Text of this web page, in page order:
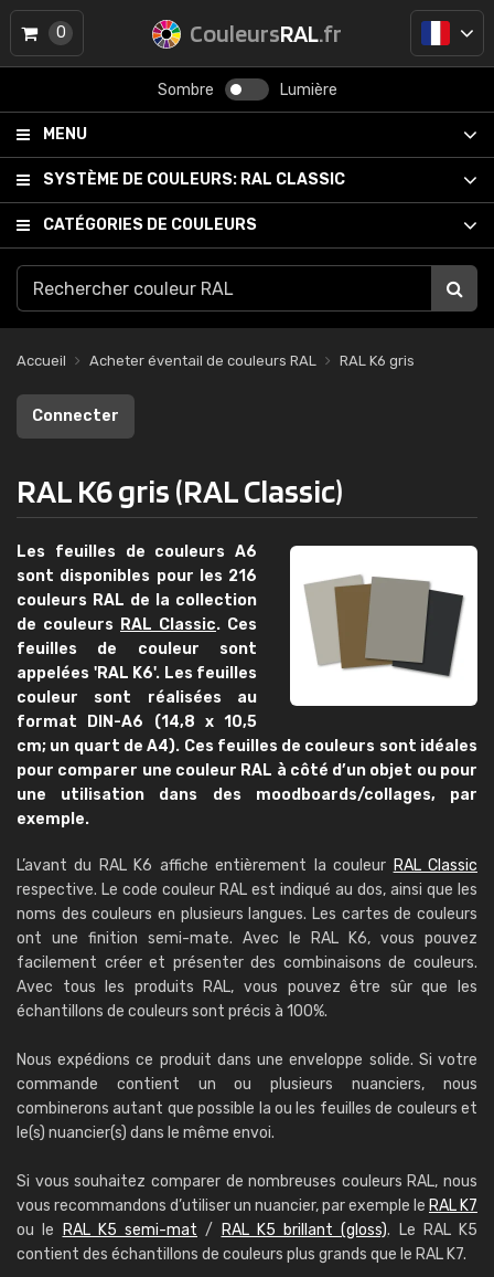
CouleursRAL.fr
Sombre Lumière
MENU
SYSTÈME DE COULEURS: RAL CLASSIC
CATÉGORIES DE COULEURS
0
Accueil Acheter éventail de couleurs RAL RAL K6 gris
Connecter
RAL K6 gris (RAL Classic)
Les feuilles de couleurs A6
sont disponibles pour les 216
couleurs RAL de la collection
de couleurs RAL Classic. Ces
feuilles de couleur sont
appelées 'RAL K6'. Les feuilles
couleur sont réalisées au
format DIN-A6 (14,8 x 10,5
cm; un quart de A4). Ces feuilles de couleurs sont idéales
pour comparer une couleur RAL à côté d’un objet ou pour
une utilisation dans des moodboards/collages, par
exemple.
L’avant du RAL K6 affiche entièrement la couleur RAL Classic
respective. Le code couleur RAL est indiqué au dos, ainsi que les
noms des couleurs en plusieurs langues. Les cartes de couleurs
ont une finition semi-mate. Avec le RAL K6, vous pouvez
facilement créer et présenter des combinaisons de couleurs.
Avec tous les produits RAL, vous pouvez être sûr que les
échantillons de couleurs sont précis à 100%.
Nous expédions ce produit dans une enveloppe solide. Si votre
commande contient un ou plusieurs nuanciers, nous
combinerons autant que possible la ou les feuilles de couleurs et
le(s) nuancier(s) dans le même envoi.
Si vous souhaitez comparer de nombreuses couleurs RAL, nous
vous recommandons d’utiliser un nuancier, par exemple le RAL K7
ou le
RAL K5 semi-mat / RAL K5 brillant (gloss). Le RAL K5
contient des échantillons de couleurs plus grands que le RAL K7.